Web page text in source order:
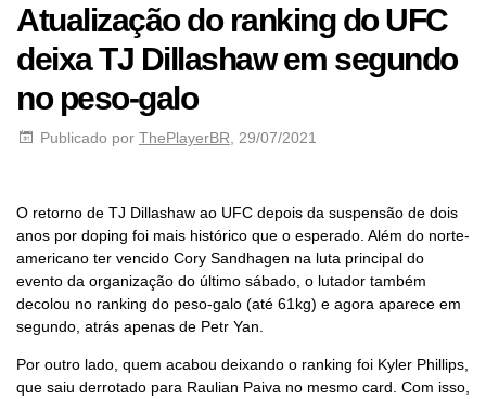
Atualização do ranking do UFC
deixa TJ Dillashaw em segundo
no peso-galo
Publicado por ThePlayerBR , 29/07/2021
O retorno de TJ Dillashaw ao UFC depois da suspensão de dois
anos por doping foi mais histórico que o esperado. Além do norte-
americano ter vencido Cory Sandhagen na luta principal do
evento da organização do último sábado, o lutador também
decolou no ranking do peso-galo (até 61kg) e agora aparece em
segundo, atrás apenas de Petr Yan.
Por outro lado, quem acabou deixando o ranking foi Kyler Phillips,
que saiu derrotado para Raulian Paiva no mesmo card. Com isso,